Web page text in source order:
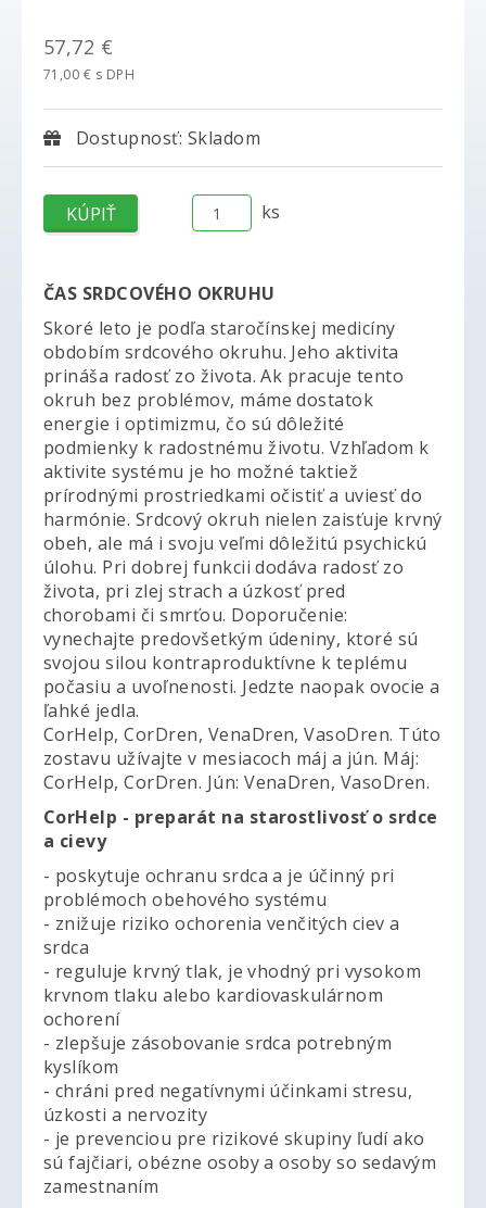
57,72 €
71,00 € s DPH
Dostupnosť: Skladom
ks
ČAS SRDCOVÉHO OKRUHU
Skoré leto je podľa staročínskej medicíny
obdobím srdcového okruhu. Jeho aktivita
prináša radosť zo života. Ak pracuje tento
okruh bez problémov, máme dostatok
energie i optimizmu, čo sú dôležité
podmienky k radostnému životu. Vzhľadom k
aktivite systému je ho možné taktiež
prírodnými prostriedkami očistiť a uviesť do
harmónie. Srdcový okruh nielen zaisťuje krvný
obeh, ale má i svoju veľmi dôležitú psychickú
úlohu. Pri dobrej funkcii dodáva radosť zo
života, pri zlej strach a úzkosť pred
chorobami či smrťou. Doporučenie:
vynechajte predovšetkým údeniny, ktoré sú
svojou silou kontraproduktívne k teplému
počasiu a uvoľnenosti. Jedzte naopak ovocie a
ľahké jedla.
CorHelp, CorDren, VenaDren, VasoDren. Túto
zostavu užívajte v mesiacoch máj a jún. Máj:
CorHelp, CorDren. Jún: VenaDren, VasoDren.
CorHelp - preparát na starostlivosť o srdce
a cievy
- poskytuje ochranu srdca a je účinný pri
problémoch obehového systému
- znižuje riziko ochorenia venčitých ciev a
srdca
- reguluje krvný tlak, je vhodný pri vysokom
krvnom tlaku alebo kardiovaskulárnom
ochorení
- zlepšuje zásobovanie srdca potrebným
kyslíkom
- chráni pred negatívnymi účinkami stresu,
úzkosti a nervozity
- je prevenciou pre rizikové skupiny ľudí ako
sú fajčiari, obézne osoby a osoby so sedavým
zamestnaním